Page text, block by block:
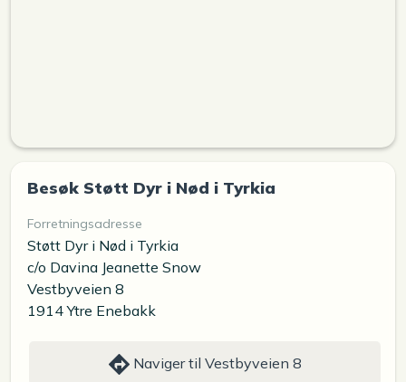
Besøk Støtt Dyr i Nød i Tyrkia
Forretningsadresse
Støtt Dyr i Nød i Tyrkia
c/o Davina Jeanette Snow
Vestbyveien 8
1914 Ytre Enebakk
Naviger til Vestbyveien 8